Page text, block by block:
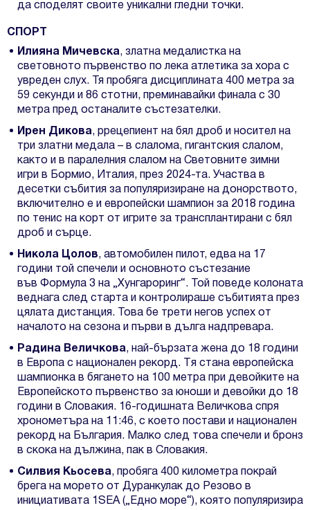
да споделят своите уникални гледни точки.
СПОРТ
Илияна Мичевска, златна медалистка на
световното първенство по лека атлетика за хора с
увреден слух. Тя пробяга дисциплината 400 метра за
59 секунди и 86 стотни, преминавайки финала с 30
метра пред останалите състезателки.
Ирен Дикова, ррецепиент на бял дроб и носител на
три златни медала – в слалома, гигантския слалом,
както и в паралелния слалом на Световните зимни
игри в Бормио, Италия, през 2024-та. Участва в
десетки събития за популяризиране на донорството,
включително е и европейски шампион за 2018 година
по тенис на корт от игрите за трансплантирани с бял
дроб и сърце.
Никола Цолов, автомобилен пилот, едва на 17
години той спечели и основното състезание
във Формула 3 на „Хунгароринг“. Той поведе колоната
веднага след старта и контролираше събитията през
цялата дистанция. Това бе трети негов успех от
началото на сезона и първи в дълга надпревара.
Радина Величкова, най-бързата жена до 18 години
в Европа с национален рекорд. Tя стана европейска
шампионка в бягането на 100 метра при девойките на
Европейското първенство за юноши и девойки до 18
години в Словакия. 16-годишната Величкова спря
хронометъра на 11:46, с което постави и национален
рекорд на България. Малко след това спечели и бронз
в скока на дължина, пак в Словакия.
Силвия Кьосева, пробяга 400 километра покрай
брега на морето от Дуранкулак до Резово в
инициативата 1SEA („Едно море“), която популяризира